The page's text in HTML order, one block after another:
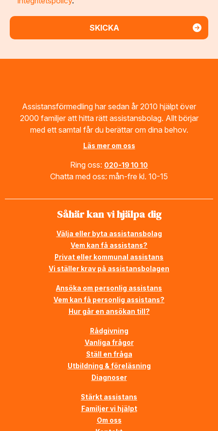
Assistansförmedling har sedan år 2010 hjälpt över
2000 familjer att hitta rätt assistansbolag. Allt börjar
med ett samtal får du berättar om dina behov.
Läs mer om oss
Ring oss: 020-19 10 10
Chatta med oss: mån-fre kl. 10-15
Såhär kan vi hjälpa dig
Välja eller byta assistansbolag
Vem kan få assistans?
Privat eller kommunal assistans
Vi ställer krav på assistansbolagen
Ansöka om personlig assistans
Vem kan få personlig assistans?
Hur går en ansökan till?
Rådgivning
Vanliga frågor
Ställ en fråga
Utbildning & föreläsning
Diagnoser
Stärkt assistans
Familjer vi hjälpt
Om oss